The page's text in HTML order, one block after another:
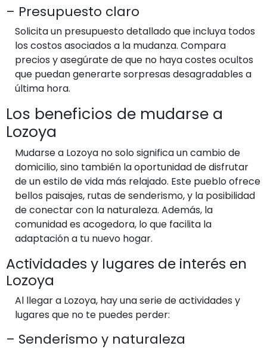
– Presupuesto claro
Solicita un presupuesto detallado que incluya todos
los costos asociados a la mudanza. Compara
precios y asegúrate de que no haya costes ocultos
que puedan generarte sorpresas desagradables a
última hora.
Los beneficios de mudarse a
Lozoya
Mudarse a Lozoya no solo significa un cambio de
domicilio, sino también la oportunidad de disfrutar
de un estilo de vida más relajado. Este pueblo ofrece
bellos paisajes, rutas de senderismo, y la posibilidad
de conectar con la naturaleza. Además, la
comunidad es acogedora, lo que facilita la
adaptación a tu nuevo hogar.
Actividades y lugares de interés en
Lozoya
Al llegar a Lozoya, hay una serie de actividades y
lugares que no te puedes perder:
– Senderismo y naturaleza